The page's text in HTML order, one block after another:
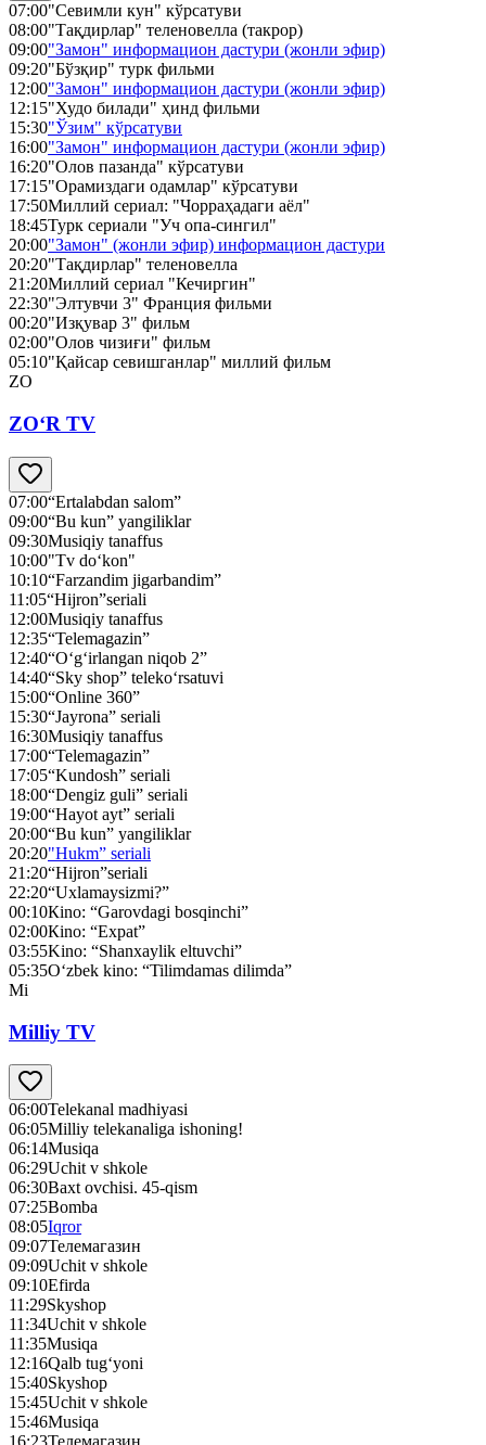
07:00"Севимли кун" кўрсатуви
08:00"Тақдирлар" теленовелла (такрор)
09:00"Замон" информацион дастури (жонли эфир)
09:20"Бўзқир" турк фильми
12:00"Замон" информацион дастури (жонли эфир)
12:15"Худо билади" ҳинд фильми
15:30"Ўзим" кўрсатуви
16:00"Замон" информацион дастури (жонли эфир)
16:20"Олов пазанда" кўрсатуви
17:15"Орамиздаги одамлар" кўрсатуви
17:50Миллий сериал: "Чорраҳадаги аёл"
18:45Турк сериали "Уч опа-сингил"
20:00"Замон" (жонли эфир) информацион дастури
20:20"Тақдирлар" теленовелла
21:20Миллий сериал "Кечиргин"
22:30"Элтувчи 3" Франция фильми
00:20"Изқувар 3" фильм
02:00"Олов чизиғи" фильм
05:10"Қайсар севишганлар" миллий фильм
ZO
ZO‘R TV
07:00“Ertalabdan salom”
09:00“Bu kun” yangiliklar
09:30Musiqiy tanaffus
10:00"Tv do‘kon"
10:10“Farzandim jigarbandim”
11:05“Hijron”seriali
12:00Musiqiy tanaffus
12:35“Telemagazin”
12:40“O‘g‘irlangan niqob 2”
14:40“Sky shop” teleko‘rsatuvi
15:00“Online 360”
15:30“Jayrona” seriali
16:30Musiqiy tanaffus
17:00“Telemagazin”
17:05“Kundosh” seriali
18:00“Dengiz guli” seriali
19:00“Hayot ayt” seriali
20:00“Bu kun” yangiliklar
20:20"Hukm” seriali
21:20“Hijron”seriali
22:20“Uxlamaysizmi?”
00:10Кino: “Garovdagi bosqinchi”
02:00Кino: “Expat”
03:55Kino: “Shanxaylik eltuvchi”
05:35O‘zbek kino: “Tilimdamas dilimda”
Mi
Milliy TV
06:00Telekanal madhiyasi
06:05Milliy telekanaliga ishoning!
06:14Musiqa
06:29Uchit v shkole
06:30Baxt ovchisi. 45-qism
07:25Bomba
08:05Iqror
09:07Телемагазин
09:09Uchit v shkole
09:10Efirda
11:29Skyshop
11:34Uchit v shkole
11:35Musiqa
12:16Qalb tug‘yoni
15:40Skyshop
15:45Uchit v shkole
15:46Musiqa